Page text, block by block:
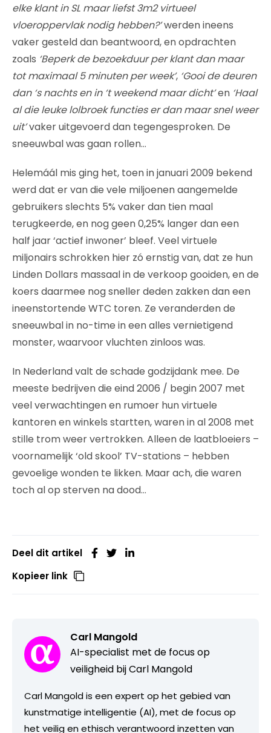
elke klant in SL maar liefst 3m2 virtueel
vloeroppervlak nodig hebben?’werden ineens
vaker gesteld dan beantwoord, en opdrachten
zoals ‘Beperk de bezoekduur per klant dan maar
tot maximaal 5 minuten per week’, ‘Gooi de deuren
dan ‘s nachts en in ‘t weekend maar dicht’en ‘Haal
al die leuke lolbroek functies er dan maar snel weer
uit’vaker uitgevoerd dan tegengesproken. De
sneeuwbal was gaan rollen…
Helemáál mis ging het, toen in januari 2009 bekend
werd dat er van die vele miljoenen aangemelde
gebruikers slechts 5% vaker dan tien maal
terugkeerde, en nog geen 0,25% langer dan een
half jaar ‘actief inwoner’ bleef. Veel virtuele
miljonairs schrokken hier zó ernstig van, dat ze hun
Linden Dollars massaal in de verkoop gooiden, en de
koers daarmee nog sneller deden zakken dan een
ineenstortende WTC toren. Ze veranderden de
sneeuwbal in no-time in een alles vernietigend
monster, waarvoor vluchten zinloos was.
In Nederland valt de schade godzijdank mee. De
meeste bedrijven die eind 2006 / begin 2007 met
veel verwachtingen en rumoer hun virtuele
kantoren en winkels startten, waren in al 2008 met
stille trom weer vertrokken. Alleen de laatbloeiers –
voornamelijk ‘old skool’ TV-stations – hebben
gevoelige wonden te likken. Maar ach, die waren
toch al op sterven na dood…
Deel dit artikel
Kopieer link
Carl Mangold
AI-specialist met de focus op
veiligheid bij Carl Mangold
Carl Mangold is een expert op het gebied van
kunstmatige intelligentie (AI), met de focus op
het veilig en ethisch verantwoord inzetten van